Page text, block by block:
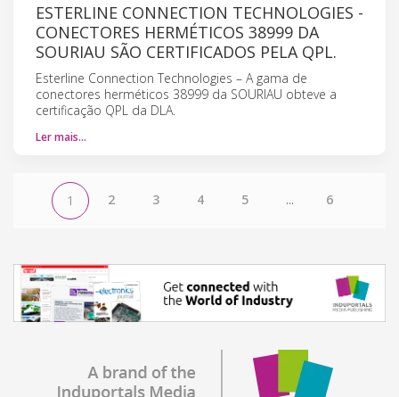
ESTERLINE CONNECTION TECHNOLOGIES -
CONECTORES HERMÉTICOS 38999 DA
SOURIAU SÃO CERTIFICADOS PELA QPL.
Esterline Connection Technologies – A gama de
conectores herméticos 38999 da SOURIAU obteve a
certificação QPL da DLA.
Ler mais…
1 2 3 4 5 ... 6